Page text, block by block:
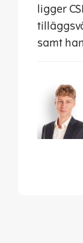
ligger
samt